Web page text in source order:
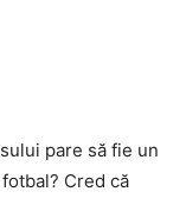
pare să fie un
Cred că